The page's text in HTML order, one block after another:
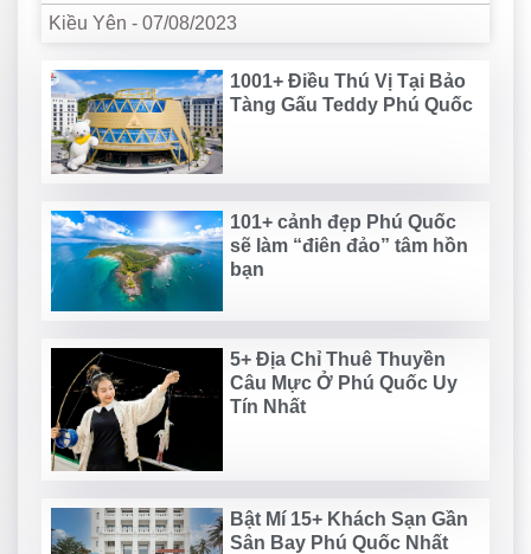
Kiều Yên - 07/08/2023
1001+ Điều Thú Vị Tại Bảo
Tàng Gấu Teddy Phú Quốc
101+ cảnh đẹp Phú Quốc
sẽ làm “điên đảo” tâm hồn
bạn
5+ Địa Chỉ Thuê Thuyền
Câu Mực Ở Phú Quốc Uy
Tín Nhất
Bật Mí 15+ Khách Sạn Gần
Sân Bay Phú Quốc Nhất